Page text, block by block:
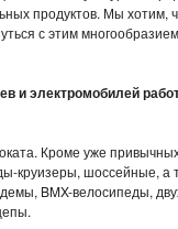
продуктов. Мы хотим,
с этим
и электромобилей
Кроме уже
круизеры, шоссейные, а
BMX-велосипеды,